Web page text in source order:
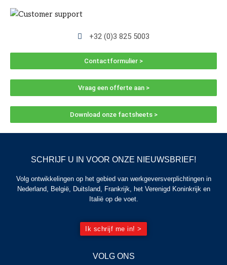
+32 (0)3 825 5003
Contactformulier >
Vraag een offerte aan >
Download onze factsheets >
VOLG ONS
SCHRIJF U IN VOOR ONZE NIEUWSBRIEF!
Volg ontwikkelingen op het gebied van werkgeversverplichtingen in
Nederland, België, Duitsland, Frankrijk, het Verenigd Koninkrijk en
Italië op de voet.
Ik schrijf me in! >